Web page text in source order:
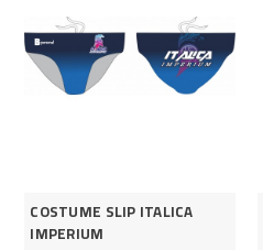
COSTUME SLIP ITALICA
IMPERIUM